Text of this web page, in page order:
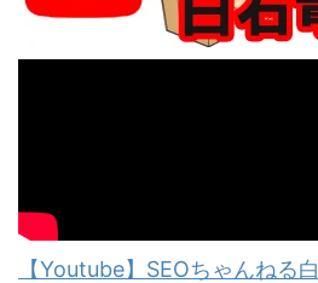
【Youtube】SEOちゃんねる